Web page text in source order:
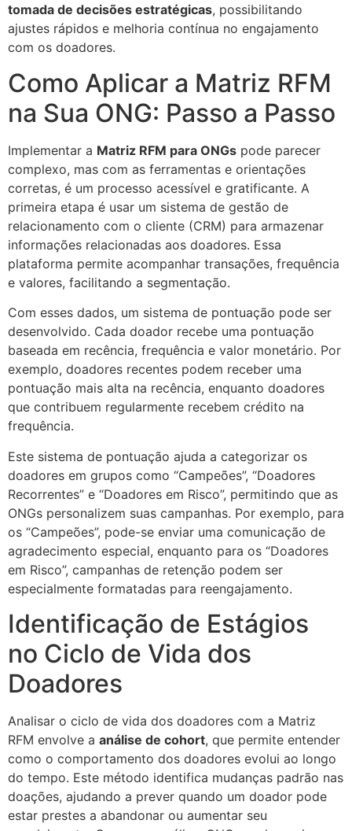
tomada de decisões estratégicas, possibilitando
ajustes rápidos e melhoria contínua no engajamento
com os doadores.
Como Aplicar a Matriz RFM
na Sua ONG: Passo a Passo
Implementar a Matriz RFM para ONGs pode parecer
complexo, mas com as ferramentas e orientações
corretas, é um processo acessível e gratificante. A
primeira etapa é usar um sistema de gestão de
relacionamento com o cliente (CRM) para armazenar
informações relacionadas aos doadores. Essa
plataforma permite acompanhar transações, frequência
e valores, facilitando a segmentação.
Com esses dados, um sistema de pontuação pode ser
desenvolvido. Cada doador recebe uma pontuação
baseada em recência, frequência e valor monetário. Por
exemplo, doadores recentes podem receber uma
pontuação mais alta na recência, enquanto doadores
que contribuem regularmente recebem crédito na
frequência.
Este sistema de pontuação ajuda a categorizar os
doadores em grupos como “Campeões”, “Doadores
Recorrentes” e “Doadores em Risco”, permitindo que as
ONGs personalizem suas campanhas. Por exemplo, para
os “Campeões”, pode-se enviar uma comunicação de
agradecimento especial, enquanto para os “Doadores
em Risco”, campanhas de retenção podem ser
especialmente formatadas para reengajamento.
Identificação de Estágios
no Ciclo de Vida dos
Doadores
Analisar o ciclo de vida dos doadores com a Matriz
RFM envolve a análise de cohort, que permite entender
como o comportamento dos doadores evolui ao longo
do tempo. Este método identifica mudanças padrão nas
doações, ajudando a prever quando um doador pode
estar prestes a abandonar ou aumentar seu